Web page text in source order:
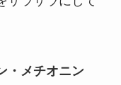
・メチオニン